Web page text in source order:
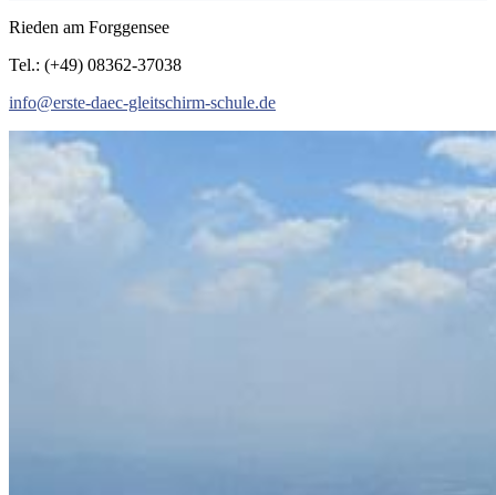
Rieden am Forggensee
Tel.: (+49) 08362-37038
info@erste-daec-gleitschirm-schule.de